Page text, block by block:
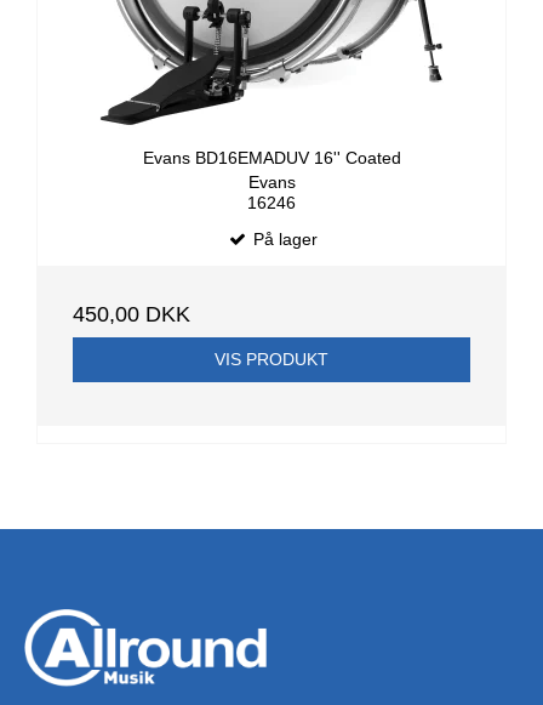
Evans BD16EMADUV 16'' Coated
Evans
16246
På lager
450,00 DKK
VIS PRODUKT